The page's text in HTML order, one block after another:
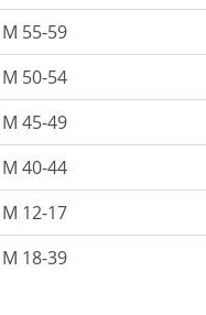
М 55-59
М 50-54
М 45-49
М 40-44
М 12-17
М 18-39